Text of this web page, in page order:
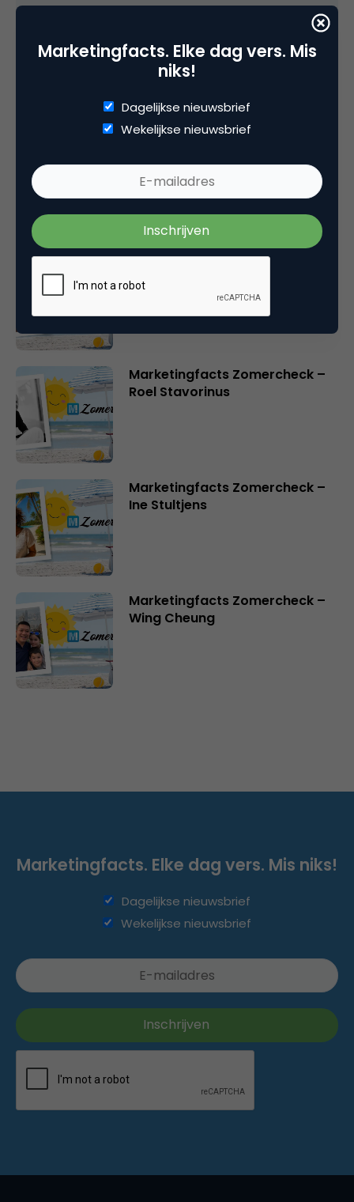
ingelogd zijn opom een reactie te
Gerelateerde artikelen
Marketingfacts Zomercheck –
Durk Bosma
Marketingfacts Zomercheck –
Roel Stavorinus
Marketingfacts Zomercheck –
Ine Stultjens
Marketingfacts Zomercheck –
Wing Cheung
Marketingfacts. Elke dag vers. Mis
niks!
Dagelijkse nieuwsbrief
Wekelijkse nieuwsbrief
Marketingfacts. Elke dag vers. Mis niks!
Dagelijkse nieuwsbrief
Wekelijkse nieuwsbrief